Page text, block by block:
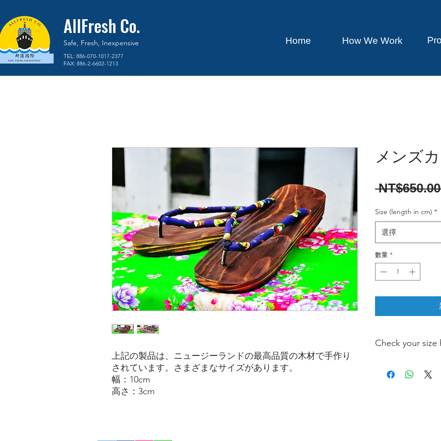
Safe, Fresh, Inexpensive
AllFresh Co.
TEL: 886-070-1017-2377
FAX: 886-2-6602-1213
Home How We Work
上記の製品は、ニュージーランドの最高品質の木材で手作り
されています。さまざまなサイズがあります。
幅：10cm
高さ：3cm
メンズ
Size (length in cm) *
選擇
數量 *
Check your size